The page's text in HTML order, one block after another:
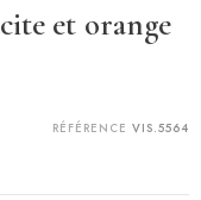
et orange
RÉFÉRENCE VIS.5564